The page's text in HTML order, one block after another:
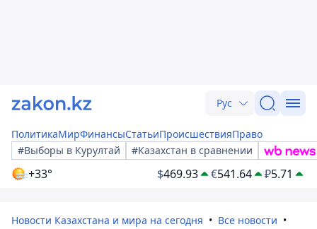
Рус
ПолитикаМирФинансыСтатьиПроисшествияПраво
#Выборы в Курултай
#Казахстан в сравнении
+33° $469.93 €541.64 ₽5.71
Новости Казахстана и мира на сегодня
Все новости